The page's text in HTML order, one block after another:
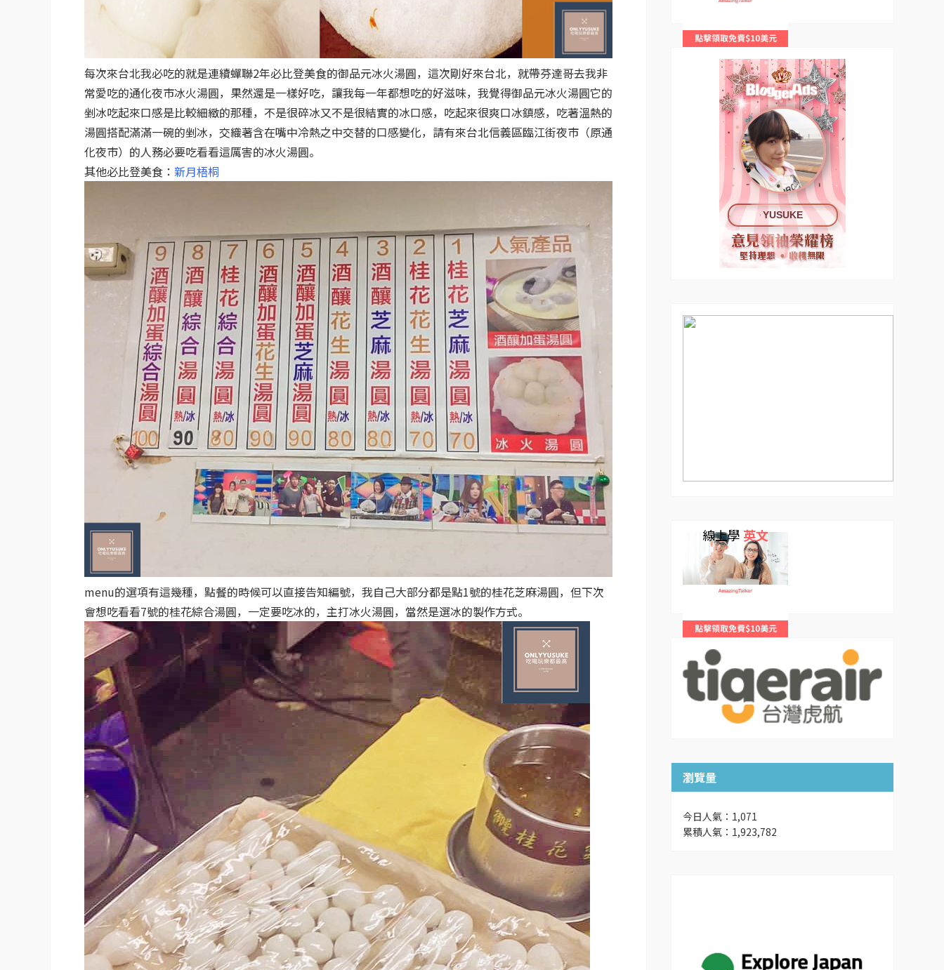
每次來台北我必吃的就是連續蟬聯2年必比登美食的御品元冰火湯圓，這次剛好來台北，就帶芬達哥去我非
常愛吃的通化夜市冰火湯圓，果然還是一樣好吃，讓我每一年都想吃的好滋味，我覺得御品元冰火湯圓它的
剉冰吃起來口感是比較細緻的那種，不是很碎冰又不是很結實的冰口感，吃起來很爽口冰鎮感，吃著溫熱的
湯圓搭配滿滿一碗的剉冰，交織著含在嘴中冷熱之中交替的口感變化，請有來台北信義區臨江街夜市（原通
化夜市）的人務必要吃看看這厲害的冰火湯圓。
其他必比登美食： 新月梧桐
menu的選項有這幾種，點餐的時候可以直接告知編號，我自己大部分都是點1號的桂花芝麻湯圓，但下次
會想吃看看7號的桂花綜合湯圓，一定要吃冰的，主打冰火湯圓，當然是選冰的製作方式。
YUSUKE
線上學 英文
瀏覽量
今日人氣：1,071
累積人氣：1,923,782